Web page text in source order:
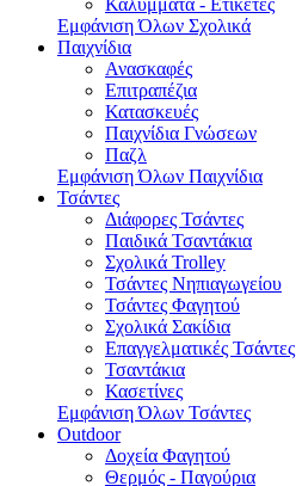
Καλύμματα - Ετικέτες
Εμφάνιση Όλων Σχολικά
Παιχνίδια
Ανασκαφές
Επιτραπέζια
Κατασκευές
Παιχνίδια Γνώσεων
Παζλ
Εμφάνιση Όλων Παιχνίδια
Τσάντες
Διάφορες Τσάντες
Παιδικά Τσαντάκια
Σχολικά Trolley
Τσάντες Νηπιαγωγείου
Τσάντες Φαγητού
Σχολικά Σακίδια
Επαγγελματικές Τσάντες
Τσαντάκια
Κασετίνες
Εμφάνιση Όλων Τσάντες
Outdoor
Δοχεία Φαγητού
Θερμός - Παγούρια